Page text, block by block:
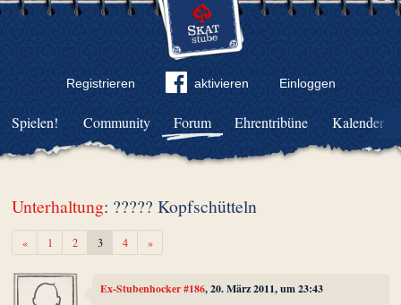
Registrieren aktivieren Einloggen
Community Forum Ehrentribüne Kalender
Spielen!
Unterhaltung: ????? Kopfschütteln
«Zurück1 2 3 4 »Weiter
Ex-Stubenhocker #186, 20. März 2011, um 23:43